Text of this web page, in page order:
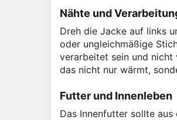
Nähte und
Dreh die Jacke auf links
oder ungleichmäßige
verarbeitet sein und nicht
das nicht nur wärmt,
Futter und Innenleben
Das Innenfutter sollte